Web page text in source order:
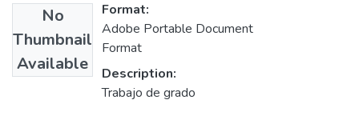
No
Thumbnail
Available
Format:
Adobe Portable Document
Format
Description:
Trabajo de grado